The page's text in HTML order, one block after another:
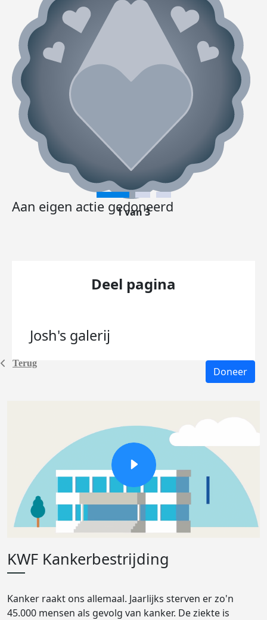
Terug
Aan eigen actie gedoneerd
1 van 3
Deel pagina
Josh's galerij
Doneer
KWF Kankerbestrijding
Kanker raakt ons allemaal. Jaarlijks sterven er zo'n
45.000 mensen als gevolg van kanker. De ziekte is